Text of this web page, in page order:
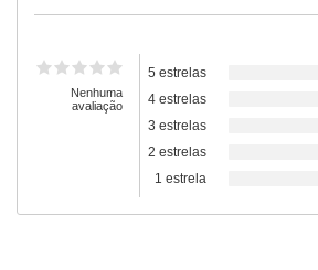
Nenhuma
avaliação
5 estrelas
4 estrelas
3 estrelas
2 estrelas
1 estrela